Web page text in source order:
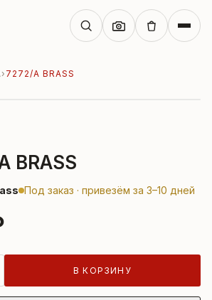
› 7272/A BRASS
BRASS
Под заказ · привезём за 3–10 дней
В КОРЗИНУ